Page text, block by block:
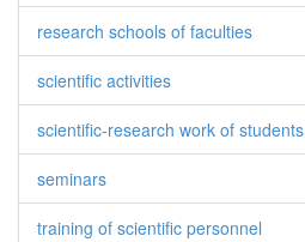
research schools of faculties
scientific activities
scientific-research work of students
seminars
training of scientific personnel